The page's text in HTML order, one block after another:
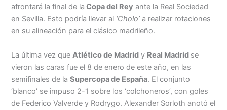
afrontará la final de la Copa del Rey ante la Real Sociedad
en Sevilla. Esto podría llevar al ‘Cholo’a realizar rotaciones
en su alineación para el clásico madrileño.
La última vez que Atlético de Madrid y Real Madrid se
vieron las caras fue el 8 de enero de este año, en las
semifinales de laSupercopa de España. El conjunto
‘blanco’ se impuso 2-1 sobre los ‘colchoneros’, con goles
de Federico Valverde y Rodrygo. Alexander Sorloth anotó el